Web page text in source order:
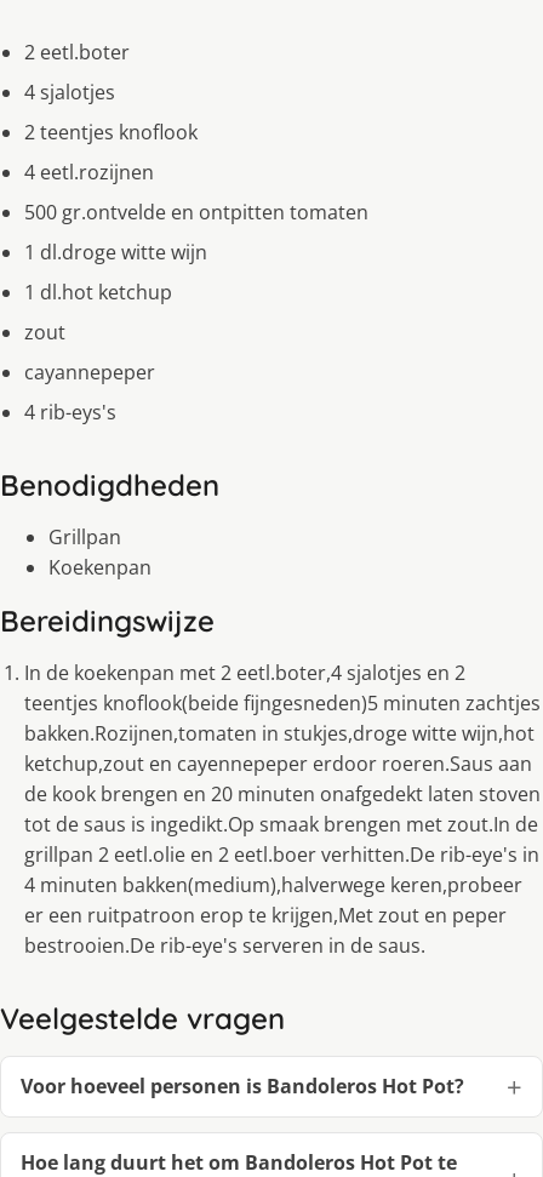
2 eetl.boter
4 sjalotjes
2 teentjes knoflook
4 eetl.rozijnen
500 gr.ontvelde en ontpitten tomaten
1 dl.droge witte wijn
1 dl.hot ketchup
zout
cayannepeper
4 rib-eys's
Benodigdheden
Grillpan
Koekenpan
Bereidingswijze
In de koekenpan met 2 eetl.boter,4 sjalotjes en 2
teentjes knoflook(beide fijngesneden)5 minuten zachtjes
bakken.Rozijnen,tomaten in stukjes,droge witte wijn,hot
ketchup,zout en cayennepeper erdoor roeren.Saus aan
de kook brengen en 20 minuten onafgedekt laten stoven
tot de saus is ingedikt.Op smaak brengen met zout.In de
grillpan 2 eetl.olie en 2 eetl.boer verhitten.De rib-eye's in
4 minuten bakken(medium),halverwege keren,probeer
er een ruitpatroon erop te krijgen,Met zout en peper
bestrooien.De rib-eye's serveren in de saus.
Veelgestelde vragen
Voor hoeveel personen is Bandoleros Hot Pot?
Hoe lang duurt het om Bandoleros Hot Pot te